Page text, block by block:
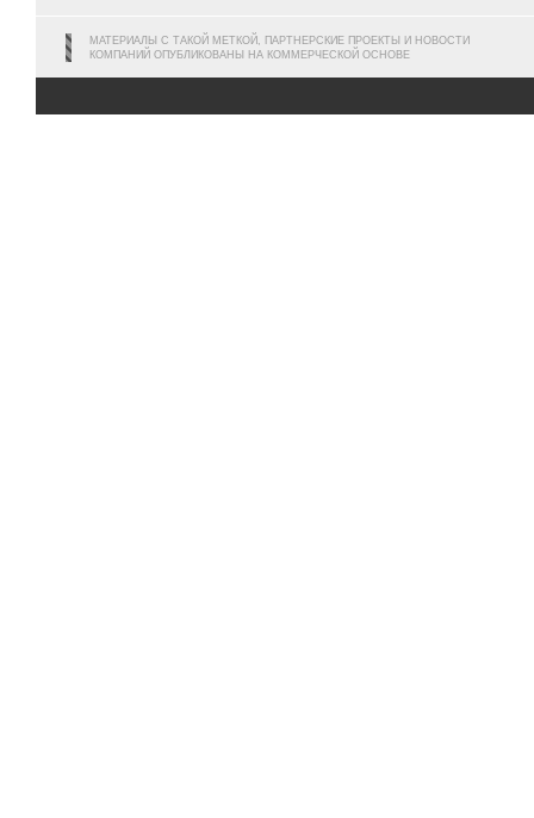
МАТЕРИАЛЫ С ТАКОЙ МЕТКОЙ, ПАРТНЕРСКИЕ ПРОЕКТЫ И НОВОСТИ
КОМПАНИЙ ОПУБЛИКОВАНЫ НА КОММЕРЧЕСКОЙ ОСНОВЕ